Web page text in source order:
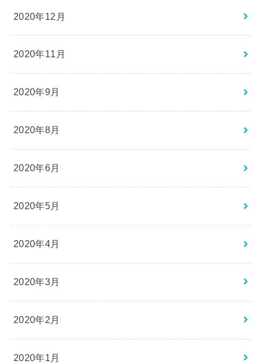
2020年12月
2020年11月
2020年9月
2020年8月
2020年6月
2020年5月
2020年4月
2020年3月
2020年2月
2020年1月